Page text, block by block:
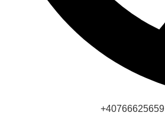
+40766625659